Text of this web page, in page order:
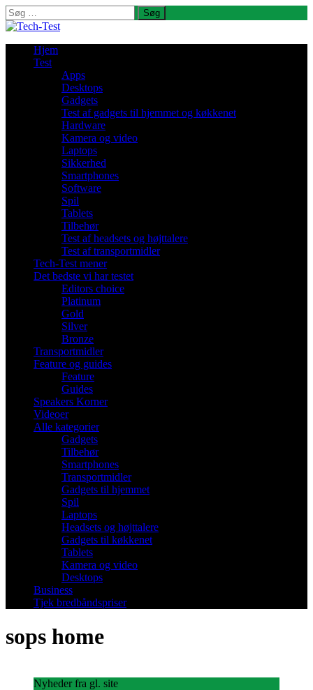
Søg
efter:
Hjem
Test
Apps
Desktops
Gadgets
Test af gadgets til hjemmet og køkkenet
Hardware
Kamera og video
Laptops
Sikkerhed
Smartphones
Software
Spil
Tablets
Tilbehør
Test af headsets og højttalere
Test af transportmidler
Tech-Test mener
Det bedste vi har testet
Editors choice
Platinum
Gold
Silver
Bronze
Transportmidler
Feature og guides
Feature
Guides
Speakers Korner
Videoer
Alle kategorier
Gadgets
Tilbehør
Smartphones
Transportmidler
Gadgets til hjemmet
Spil
Laptops
Headsets og højttalere
Gadgets til køkkenet
Tablets
Kamera og video
Desktops
Business
Tjek bredbåndspriser
sops home
Nyheder fra gl. site